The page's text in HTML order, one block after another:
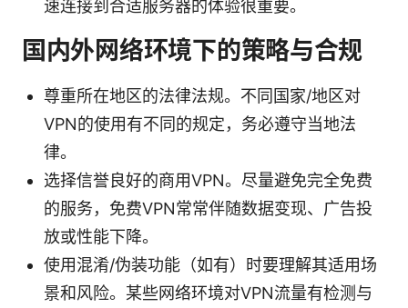
速连接到合适服务器的体验很重要。
国内外网络环境下的策略与合规
尊重所在地区的法律法规。不同国家/地区对
VPN的使用有不同的规定，务必遵守当地法
律。
选择信誉良好的商用VPN。尽量避免完全免费
的服务，免费VPN常常伴随数据变现、广告投
放或性能下降。
使用混淆/伪装功能（如有）时要理解其适用场
景和风险。某些网络环境对VPN流量有检测与